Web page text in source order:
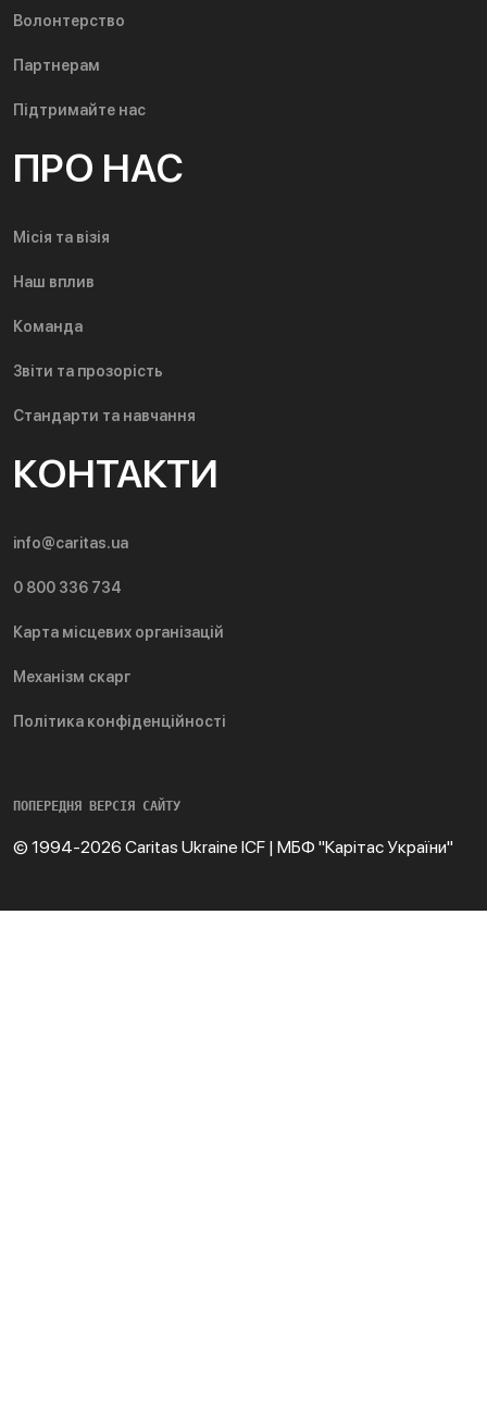
Волонтерство
Партнерам
Підтримайте нас
ПРО НАС
Місія та візія
Наш вплив
Команда
Звіти та прозорість
Стандарти та навчання
КОНТАКТИ
info@caritas.ua
0 800 336 734
Карта місцевих організацій
Механізм скарг
Політика конфіденційності
ПОПЕРЕДНЯ ВЕРСІЯ САЙТУ
© 1994-2026 Caritas Ukraine ICF | МБФ "Карітас України"